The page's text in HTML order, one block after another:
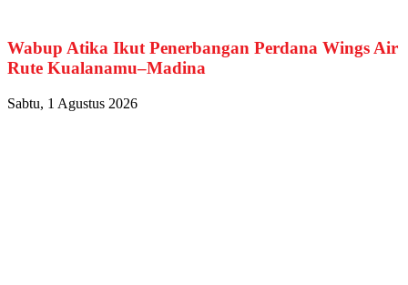
Wabup Atika Ikut Penerbangan Perdana Wings Air
Rute Kualanamu–Madina
Sabtu, 1 Agustus 2026